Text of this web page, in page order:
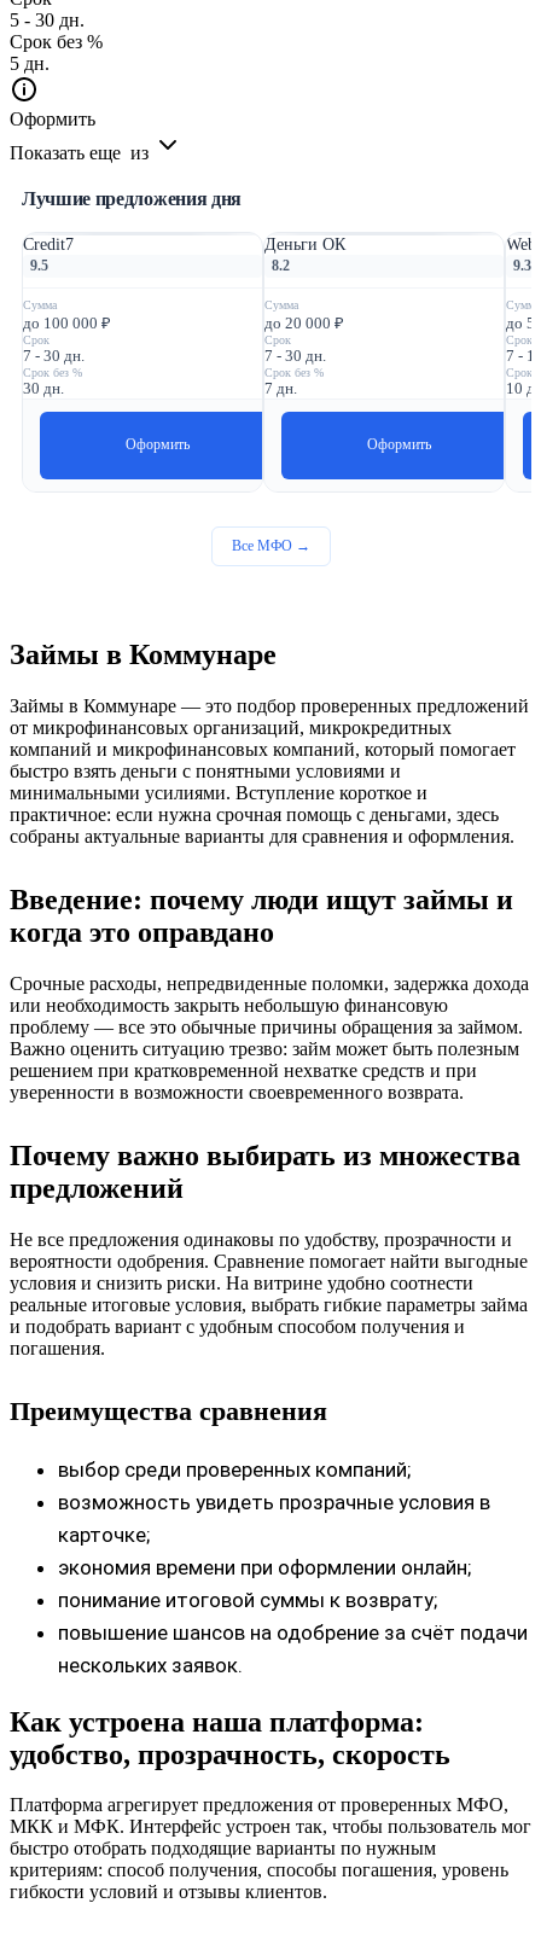
5 - 30 дн.
Срок без %
5 дн.
Оформить
Показать еще из
Лучшие предложения дня
Credit7
9.5
Сумма
до 100 000 ₽
Срок
7 - 30 дн.
Срок без %
30 дн.
Оформить
Деньги ОК
8.2
Сумма
до 20 000 ₽
Срок
7 - 30 дн.
Срок без %
7 дн.
Оформить
9.3
Сумма
до 5
Срок
7 -
Срок
10
Все МФО →
Займы в Коммунаре
Займы в Коммунаре — это подбор проверенных предложений
от микрофинансовых организаций, микрокредитных
компаний и микрофинансовых компаний, который помогает
быстро взять деньги с понятными условиями и
минимальными усилиями. Вступление короткое и
практичное: если нужна срочная помощь с деньгами, здесь
собраны актуальные варианты для сравнения и оформления.
Введение: почему люди ищут займы и
когда это оправдано
Срочные расходы, непредвиденные поломки, задержка дохода
или необходимость закрыть небольшую финансовую
проблему — все это обычные причины обращения за займом.
Важно оценить ситуацию трезво: займ может быть полезным
решением при кратковременной нехватке средств и при
уверенности в возможности своевременного возврата.
Почему важно выбирать из множества
предложений
Не все предложения одинаковы по удобству, прозрачности и
вероятности одобрения. Сравнение помогает найти выгодные
условия и снизить риски. На витрине удобно соотнести
реальные итоговые условия, выбрать гибкие параметры займа
и подобрать вариант с удобным способом получения и
погашения.
Преимущества сравнения
выбор среди проверенных компаний;
возможность увидеть прозрачные условия в
карточке;
экономия времени при оформлении онлайн;
понимание итоговой суммы к возврату;
повышение шансов на одобрение за счёт подачи
нескольких заявок.
Как устроена наша платформа:
удобство, прозрачность, скорость
Платформа агрегирует предложения от проверенных МФО,
МКК и МФК. Интерфейс устроен так, чтобы пользователь мог
быстро отобрать подходящие варианты по нужным
критериям: способ получения, способы погашения, уровень
гибкости условий и отзывы клиентов.